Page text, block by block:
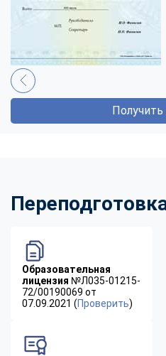
Образовательная
лицензия №Л035-01215-
72/00190069 от
07.09.2021 (Проверить)